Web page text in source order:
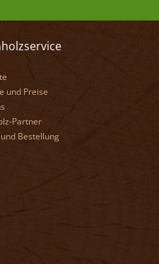
und Preise
Partner
Bestellung